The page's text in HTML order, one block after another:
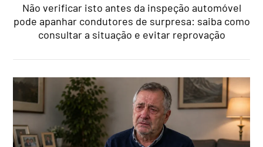
Não verificar isto antes da inspeção automóvel
pode apanhar condutores de surpresa: saiba como
consultar a situação e evitar reprovação